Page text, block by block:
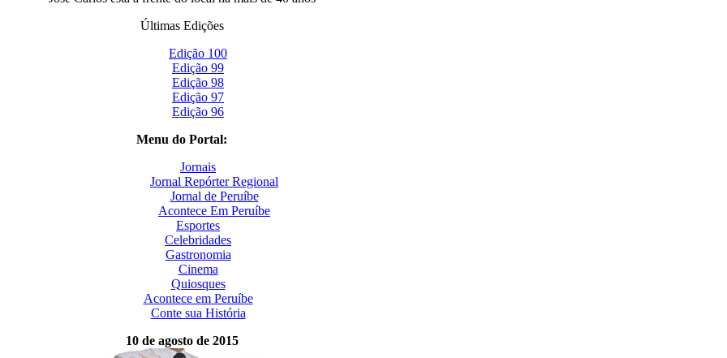
Últimas Edições
Edição 100
Edição 99
Edição 98
Edição 97
Edição 96
Menu do Portal:
Jornais
Jornal Repórter Regional
Jornal de Peruíbe
Acontece Em Peruíbe
Esportes
Celebridades
Gastronomia
Cinema
Quiosques
Acontece em Peruíbe
Conte sua História
10 de agosto de 2015